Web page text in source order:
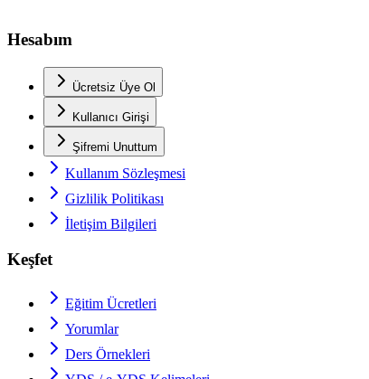
Hesabım
Ücretsiz Üye Ol
Kullanıcı Girişi
Şifremi Unuttum
Kullanım Sözleşmesi
Gizlilik Politikası
İletişim Bilgileri
Keşfet
Eğitim Ücretleri
Yorumlar
Ders Örnekleri